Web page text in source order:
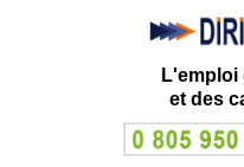
L'emploi
et des